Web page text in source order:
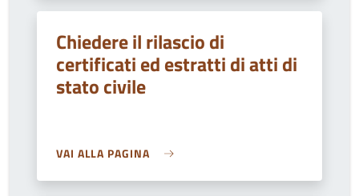
Chiedere il rilascio di
certificati ed estratti di atti di
stato civile
VAI ALLA PAGINA